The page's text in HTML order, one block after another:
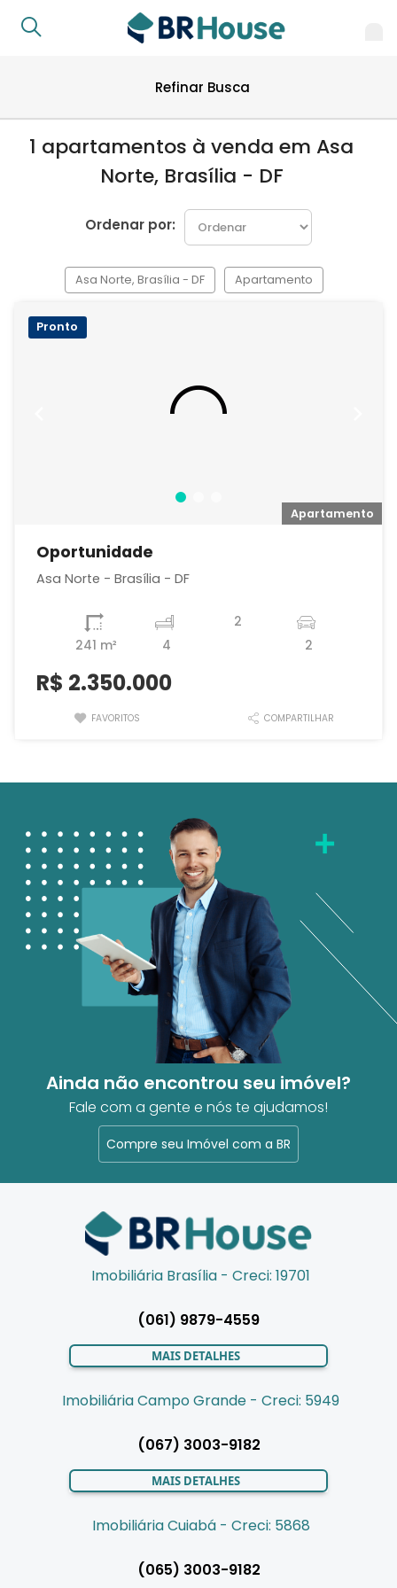
Refinar Busca
1 apartamentos à venda em Asa
Norte, Brasília - DF
Ordenar por:
Asa Norte, Brasília - DF Apartamento
Apartamento
Pronto
Oportunidade
Asa Norte - Brasília - DF
241 m² 4
2
2
R$ 2.350.000
FAVORITOS COMPARTILHAR
Ainda não encontrou seu imóvel?
Fale com a gente e nós te ajudamos!
Compre seu Imóvel com a BR
Imobiliária Brasília - Creci: 19701
(061) 9879-4559
MAIS DETALHES
Imobiliária Campo Grande - Creci: 5949
(067) 3003-9182
MAIS DETALHES
Imobiliária Cuiabá - Creci: 5868
(065) 3003-9182